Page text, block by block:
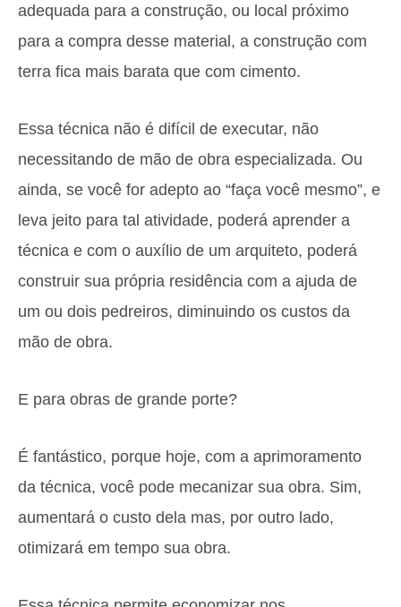
adequada para a construção, ou local próximo
para a compra desse material, a construção com
terra fica mais barata que com cimento.
Essa técnica não é difícil de executar, não
necessitando de mão de obra especializada. Ou
ainda, se você for adepto ao “faça você mesmo”, e
leva jeito para tal atividade, poderá aprender a
técnica e com o auxílio de um arquiteto, poderá
construir sua própria residência com a ajuda de
um ou dois pedreiros, diminuindo os custos da
mão de obra.
E para obras de grande porte?
É fantástico, porque hoje, com a aprimoramento
da técnica, você pode mecanizar sua obra. Sim,
aumentará o custo dela mas, por outro lado,
otimizará em tempo sua obra.